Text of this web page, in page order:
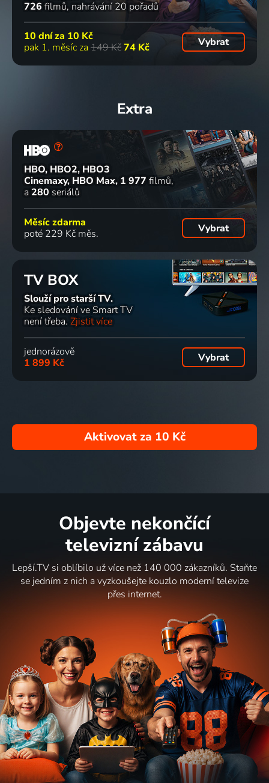
726 filmů nahrávání 20 pořadů
10 dní za 10 Kč
pak 1. měsíc za 149 Kč74 Kč Vybrat
Extra
HBO, HBO2, HBO3
Cinemaxy, HBO Max 1 977 filmů
a 280 seriálů
Měsíc zdarma
poté 229 Kč měs.
Vybrat
TV BOX
Slouží pro starší TV.
Ke sledování ve Smart TV
není třeba. Zjistit více
jednorázově
1 899 Kč
Vybrat
Aktivovat za 10 Kč
Objevte nekončící
televizní zábavu
Lepší.TV si oblíbilo už více než 140 000 zákazníků. Staňte
se jedním z nich a vyzkoušejte kouzlo moderní televize
přes internet.